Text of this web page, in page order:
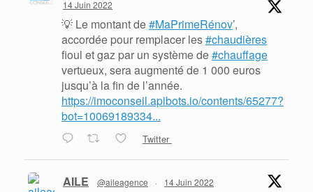
14 Juin 2022
💡 Le montant de#MaPrimeRénov’,
accordée pour remplacer les#chaudières
fioul et gaz par un système de#chauffage
vertueux, sera augmenté de 1 000 euros
jusqu’à la fin de l’année.
https://imoconseil.apibots.io/contents/65277?
bot=10069189334...
Twitter
AILE @aileagence · 14 Juin 2022